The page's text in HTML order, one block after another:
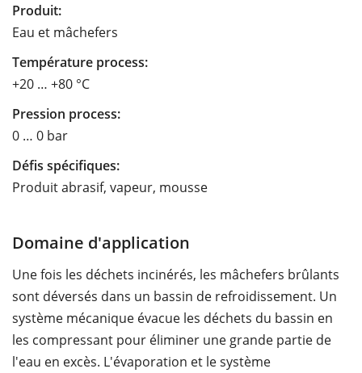
Produit:
Eau et mâchefers
Température process:
+20 … +80 °C
Pression process:
0 … 0 bar
Défis spécifiques:
Produit abrasif, vapeur, mousse
Domaine d'application
Une fois les déchets incinérés, les mâchefers brûlants
sont déversés dans un bassin de refroidissement. Un
système mécanique évacue les déchets du bassin en
les compressant pour éliminer une grande partie de
l'eau en excès. L'évaporation et le système